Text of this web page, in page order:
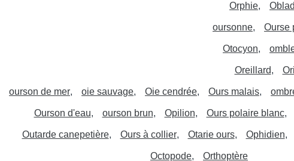
Orphie
oursonne Ourse
Otocyon
Oreillard
ourson de mer oie sauvage Oie cendrée Ours malais
Ourson d'eau ourson brun Opilion Ours polaire blanc
Outarde canepetière Ours à collier Otarie ours Ophidien
Octopode Orthoptère